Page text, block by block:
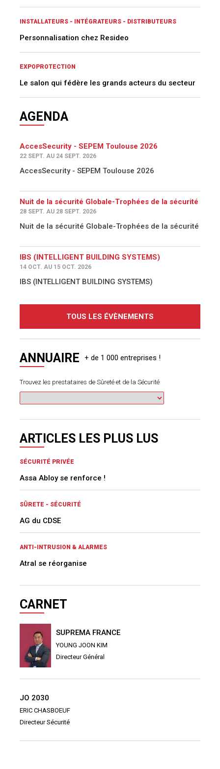
INSTALLATEURS - INTÉGRATEURS - DISTRIBUTEURS
Personnalisation chez Resideo
EXPOPROTECTION
Le salon qui fédère les grands acteurs du secteur
AGENDA
AccesSecurity - SEPEM Toulouse 2026
22 SEPT. AU 24 SEPT. 2026
AccesSecurity - SEPEM Toulouse 2026
Nuit de la sécurité Globale-Trophées de la sécurité
28 SEPT. AU 28 SEPT. 2026
Nuit de la sécurité Globale-Trophées de la sécurité
IBS (INTELLIGENT BUILDING SYSTEMS)
14 OCT. AU 15 OCT. 2026
IBS (INTELLIGENT BUILDING SYSTEMS)
TOUS LES ÉVÈNEMENTS
ANNUAIRE
Trouvez les prestataires de Sûreté et de la Sécurité
ARTICLES LES PLUS LUS
SÉCURITÉ PRIVÉE
Assa Abloy se renforce !
SÛRETE - SÉCURITÉ
AG du CDSE
ANTI-INTRUSION & ALARMES
Atral se réorganise
CARNET
SUPREMA FRANCE
YOUNG JOON KIM
Directeur Général
JO 2030
ERIC CHASBOEUF
Directeur Sécurité